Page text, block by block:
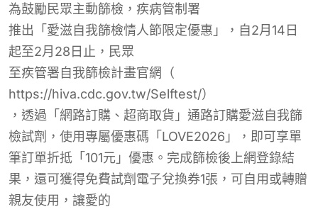
為鼓勵民眾主動篩檢， 疾病管制署
推出「愛滋自我篩檢情人節限定優惠」，自2月14日
起至2月28日止，民眾
至疾管署自我篩檢計畫官網 （
https://hiva.cdc.gov.tw/Selftest/）
，透過「網路訂購、超商取貨」通路訂購愛滋自我篩
檢試劑，使用專屬優惠碼「LOVE2026」，即可享單
筆訂單折抵「101元」優惠。完成篩檢後上網登錄結
果，還可獲得免費試劑電子兌換券1張，可自用或轉贈
親友使用，讓愛的